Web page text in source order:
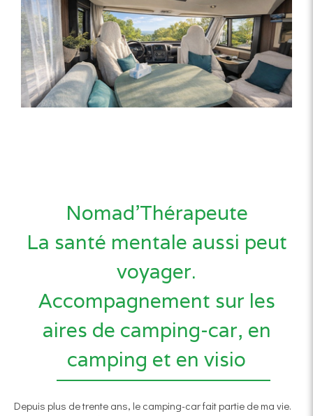
Nomad’Thérapeute
La santé mentale aussi peut
voyager.
Accompagnement sur les
aires de camping-car, en
camping et en visio
Depuis plus de trente ans, le camping-car fait partie de ma vie.